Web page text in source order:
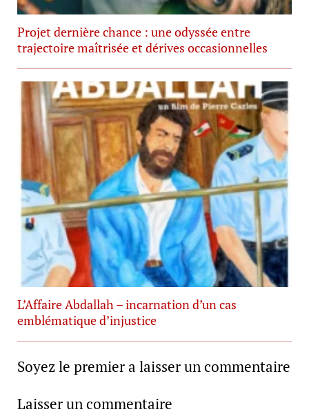
Projet dernière chance : une odyssée entre
trajectoire maîtrisée et dérives occasionnelles
L’Affaire Abdallah – incarnation d’un cas
emblématique d’injustice
Soyez le premier a laisser un commentaire
Laisser un commentaire